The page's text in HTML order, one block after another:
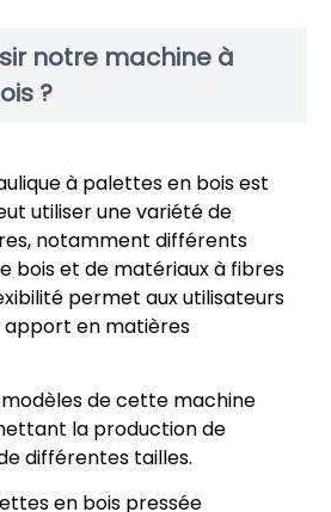
notre machine à
?
à palettes en bois est
utiliser une variété de
notamment différents
bois et de matériaux à fibres
permet aux utilisateurs
apport en matières
modèles de cette machine
la production de
différentes tailles.
en bois pressée